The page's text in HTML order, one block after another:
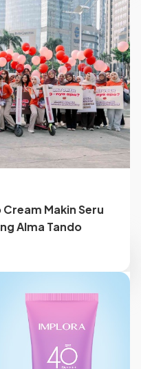
Makin Seru
Alma Tando